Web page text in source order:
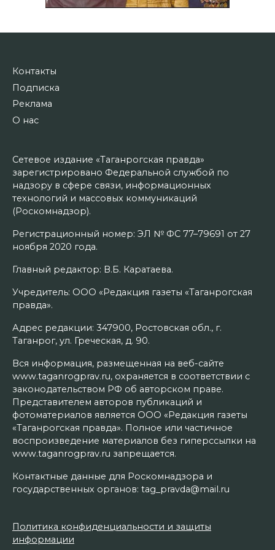
Контакты
Подписка
Реклама
О нас
Сетевое издание «Таганрогская правда»
зарегистрировано Федеральной службой по
надзору в сфере связи, информационных
технологий и массовых коммуникаций
(Роскомнадзор).
Регистрационный номер: ЭЛ № ФС 77–79691 от 27
ноября 2020 года.
Главный редактор: В.Б. Каратаева.
Учредитель: ООО «Редакция газеты «Таганрогская
правда».
Адрес редакции: 347900, Ростовская обл., г.
Таганрог, ул. Греческая, д. 90.
Вся информация, размещенная на веб-сайте
www.taganrogprav.ru, охраняется в соответствии с
законодательством РФ об авторском праве.
Представителем авторов публикаций и
фотоматериалов является ООО «Редакция газеты
«Таганрогская правда». Полное или частичное
воспроизведение материалов без гиперссылки на
www.taganrogprav.ru запрещается.
Контактные данные для Роскомнадзора и
государственных органов: tag_pravda@mail.ru
Политика конфиденциальности и защиты
информации